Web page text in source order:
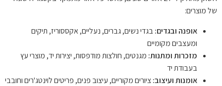
של מוצרים:
אופנה ובגדים:בגדי נשים, גברים, נעליים, אקססוריז, תיקים
ומעצבים מקומיים
מזכרות ומתנות: מגנטים, חולצות מודפסות, יצירות יד, מוצרי עץ
בעבודת יד
אומנות ועיצוב:ציורים מקוריים, עיצוב פנים, פריטים לוינטג'רים וחובבי